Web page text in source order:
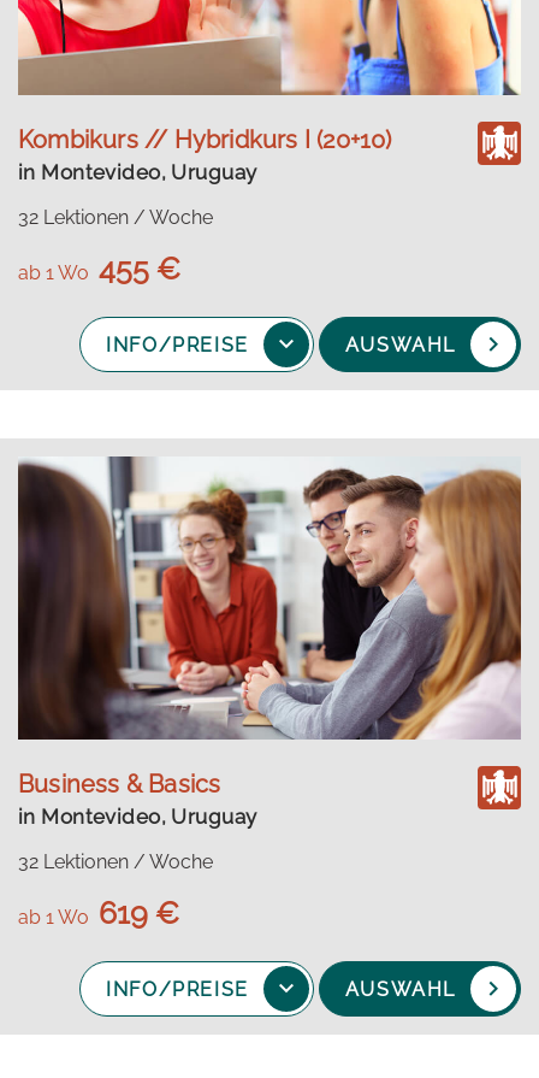
Kombikurs // Hybridkurs I (20+10)
in Montevideo, Uruguay
32 Lektionen / Woche
ab 1 Wo 455 €
INFO/PREISE AUSWAHL
Business & Basics
in Montevideo, Uruguay
32 Lektionen / Woche
ab 1 Wo 619 €
INFO/PREISE AUSWAHL